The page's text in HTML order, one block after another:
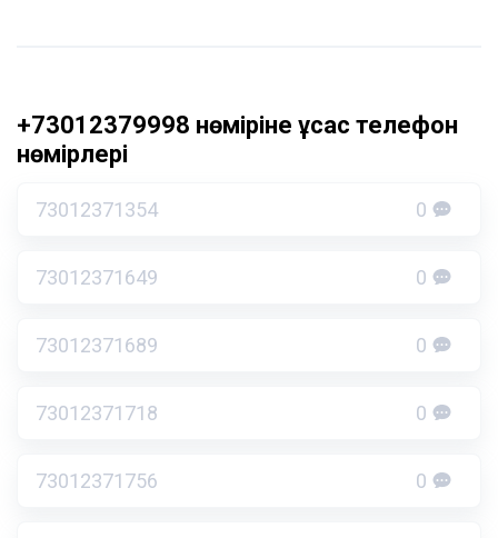
+73012379998 нөміріне ұқсас телефон
нөмірлері
73012371354 0
73012371649 0
73012371689 0
73012371718 0
73012371756 0